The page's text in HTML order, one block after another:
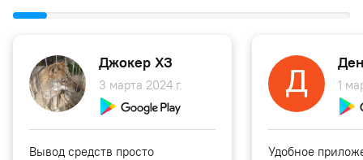
Джокер ХЗ
3 марта 2024 г.
Вывод средств просто
1
Удобное